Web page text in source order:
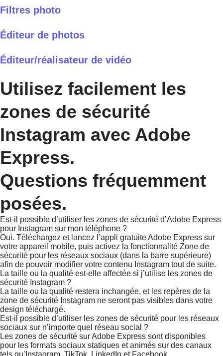
Filtres photo
Éditeur de photos
Éditeur/réalisateur de vidéo
Utilisez facilement les
zones de sécurité
Instagram avec Adobe
Express.
Questions fréquemment
posées.
Est-il possible d’utiliser les zones de sécurité d’Adobe Express
pour Instagram sur mon téléphone ?
Oui. Téléchargez et lancez l’appli gratuite Adobe Express sur
votre appareil mobile, puis activez la fonctionnalité Zone de
sécurité pour les réseaux sociaux (dans la barre supérieure)
afin de pouvoir modifier votre contenu Instagram tout de suite.
La taille ou la qualité est-elle affectée si j’utilise les zones de
sécurité Instagram ?
La taille ou la qualité restera inchangée, et les repères de la
zone de sécurité Instagram ne seront pas visibles dans votre
design téléchargé.
Est-il possible d’utiliser les zones de sécurité pour les réseaux
sociaux sur n’importe quel réseau social ?
Les zones de sécurité sur Adobe Express sont disponibles
pour les formats sociaux statiques et animés sur des canaux